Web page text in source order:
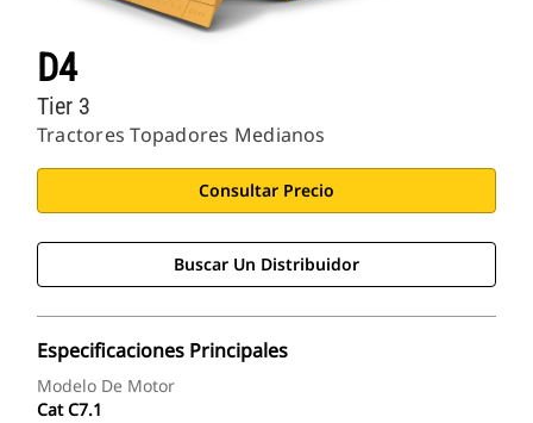
D4
Tractores Topadores Medianos
Tier 3
Consultar Precio
Buscar Un Distribuidor
Especificaciones Principales
Modelo De Motor
Cat C7.1